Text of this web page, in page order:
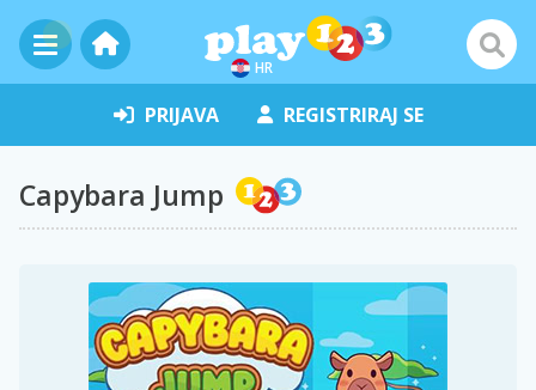
HR
PRIJAVA REGISTRIRAJ SE
Capybara Jump